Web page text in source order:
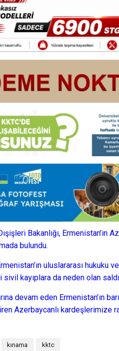
Bakanlığı, Ermenistan’ın
bulundu.
uluslararası
kayıplara da neden olan
devam eden Ermenistan’ın
Azerbaycanlı kardeşlerimize
kınama kktc